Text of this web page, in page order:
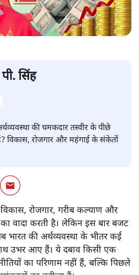
सिंह
की चमकदार तस्वीर के पीछे
विकास, रोजगार और महंगाई के संकेतों
रोजगार, गरीब कल्याण और
वादा करती है। लेकिन इस बार बजट
की अर्थव्यवस्था के भीतर कई
उभर आए हैं। ये दबाव किसी एक
का परिणाम नहीं हैं, बल्कि पिछले